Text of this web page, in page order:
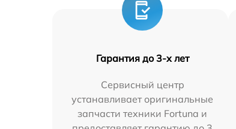
Гарантия до 3-х лет
Сервисный центр
устанавливает оригинальные
запчасти техники Fortuna и